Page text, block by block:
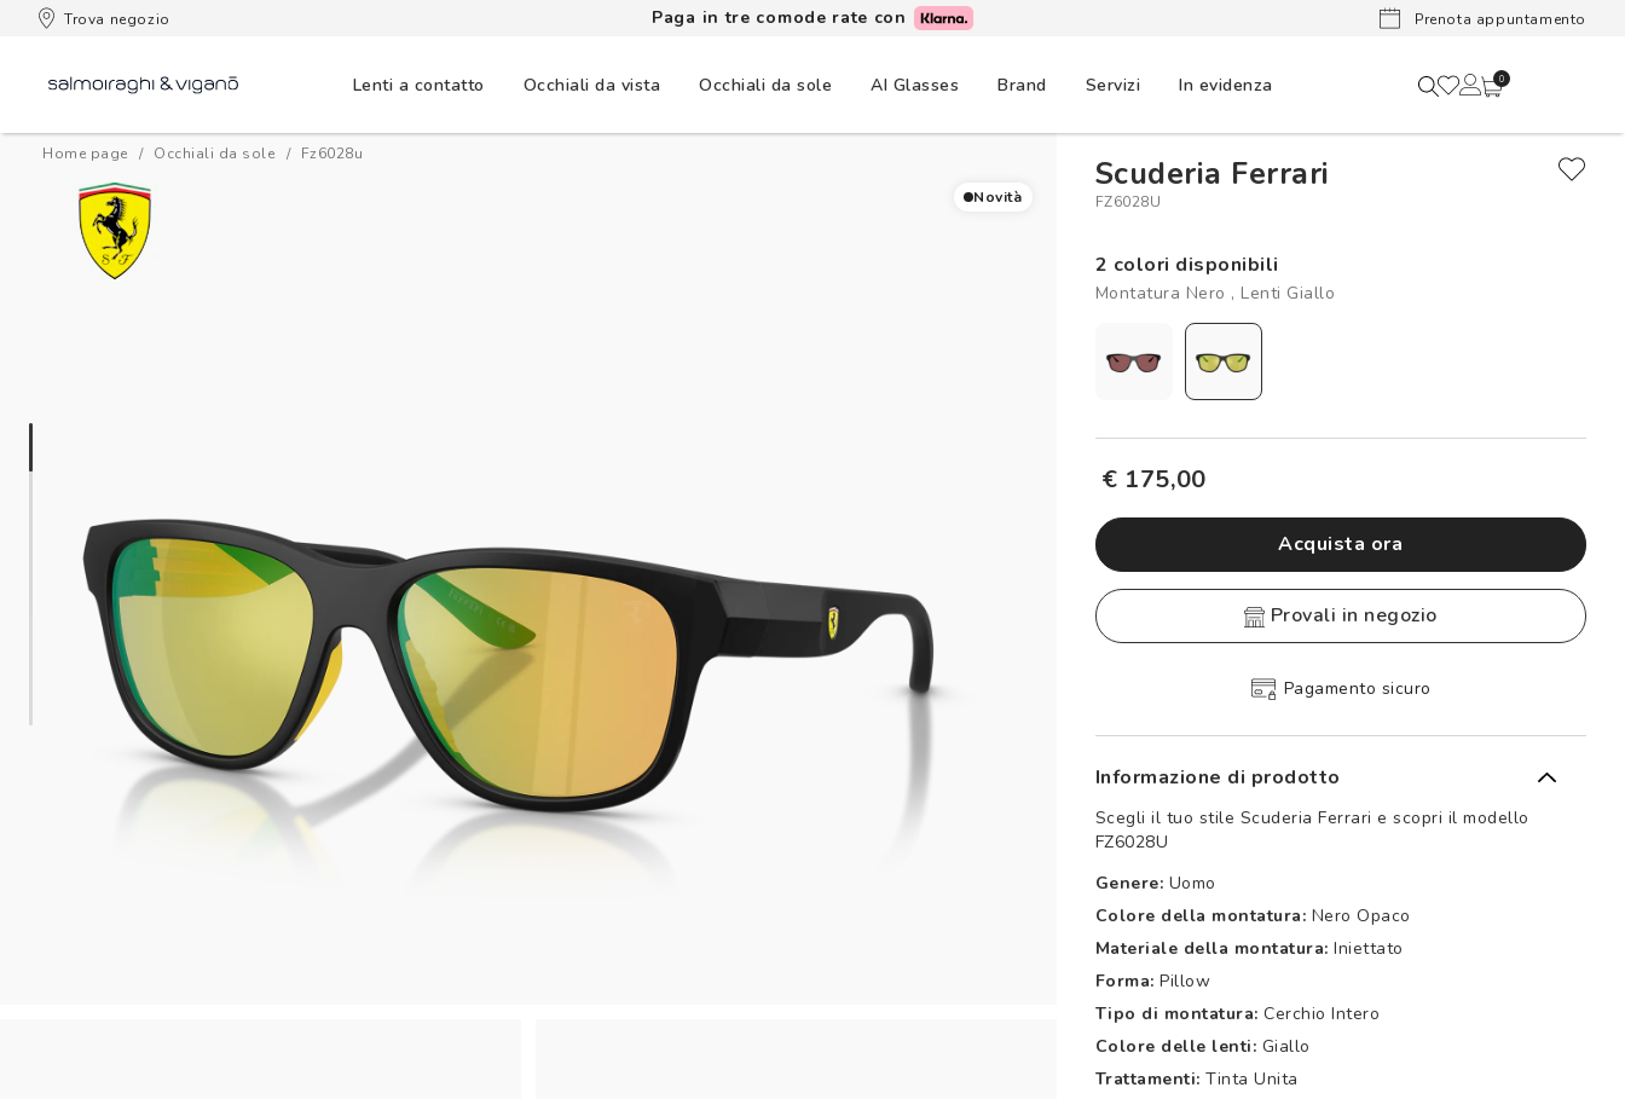
Trova negozio Paga in tre comode rate con Lenti a
Prenota appuntamento
Lenti a contatto Occhiali da vista Occhiali da sole AI Glasses Brand Servizi In evidenza 0
Home page Occhiali da sole fz6028u
Novità
Scuderia Ferrari
FZ6028U
2 colori disponibili
Montatura Nero , Lenti Giallo
€ 175,00
Acquista ora
provali in negozio
Spedizione sicura e gratuita, senza spesa minima Ritiro in negozio disponibile Pagamento sicuro
Informazione di prodotto
Scegli il tuo stile Scuderia Ferrari e scopri il modello
FZ6028U
Genere: Uomo
Colore della montatura: Nero Opaco
Materiale della montatura: Iniettato
Forma: Pillow
Tipo di montatura: Cerchio Intero
Colore delle lenti: Giallo
Trattamenti: Tinta Unita